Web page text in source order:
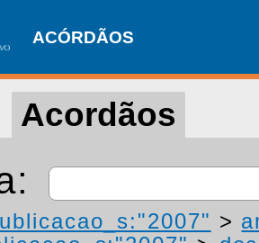
ACÓRDÃOS
Acordãos
>